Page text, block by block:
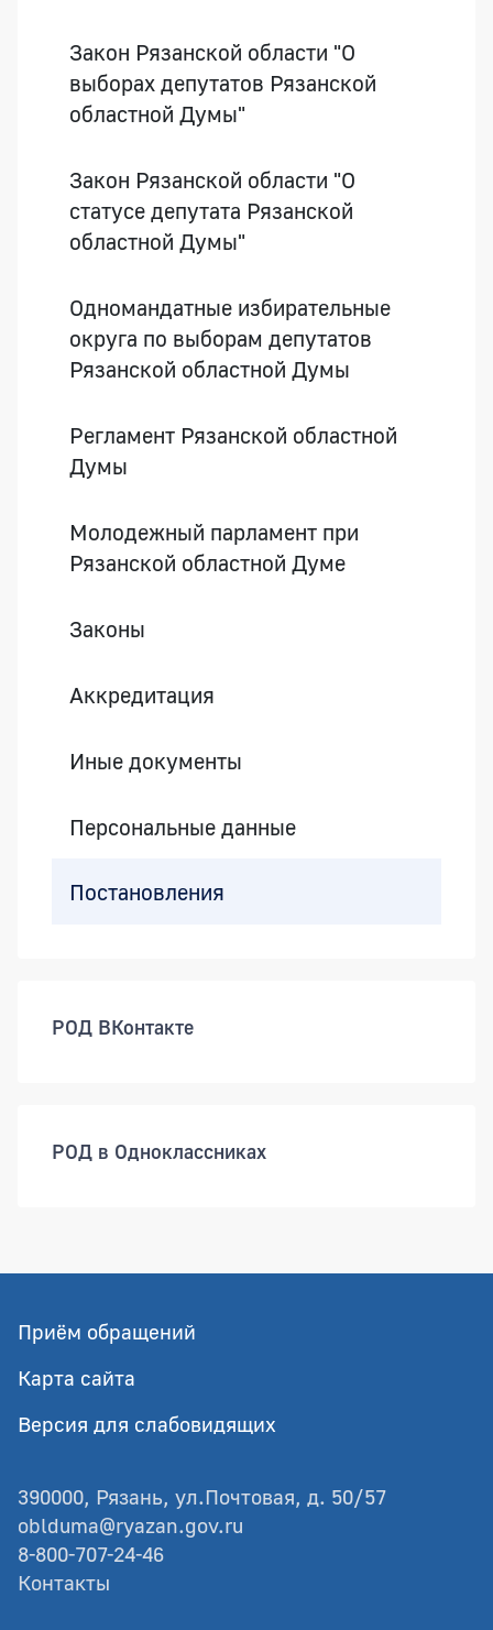
Закон Рязанской области "О
выборах депутатов Рязанской
областной Думы"
Закон Рязанской области "О
статусе депутата Рязанской
областной Думы"
Одномандатные избирательные
округа по выборам депутатов
Рязанской областной Думы
Регламент Рязанской областной
Думы
Молодежный парламент при
Рязанской областной Думе
Законы
Аккредитация
Иные документы
Персональные данные
Постановления
РОД ВКонтакте
РОД в Одноклассниках
Приём обращений
Карта сайта
Версия для слабовидящих
390000, Рязань, ул.Почтовая, д. 50/57
oblduma@ryazan.gov.ru
8-800-707-24-46
Контакты